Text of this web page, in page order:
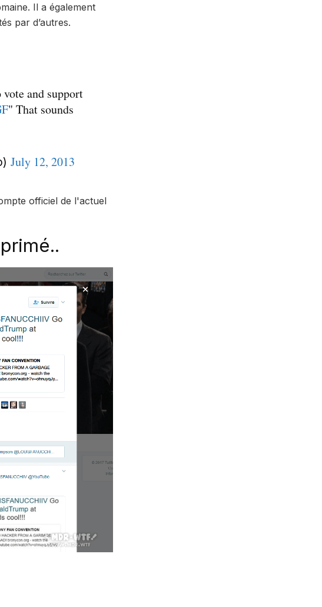
Il a également
par d’autres.
vote and support
" That sounds
July 12, 2013
officiel de l'actuel